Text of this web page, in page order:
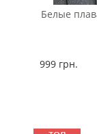
Белые
999 грн.